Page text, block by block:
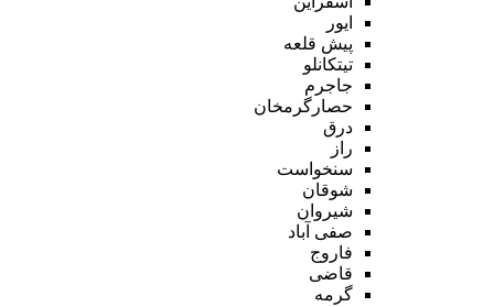
ایور
پیش قلعه
تیتکانلو
جاجرم
حصارگرمخان
درق
راز
سنخواست
شوقان
شیروان
صفی آباد
فاروج
قاضی
گرمه